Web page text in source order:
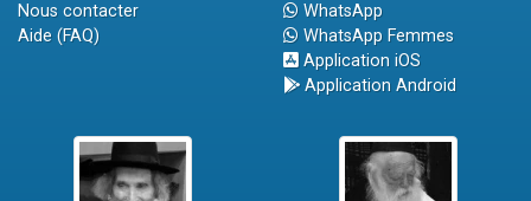
Nous contacter
Aide (FAQ)
WhatsApp
WhatsApp Femmes
Application iOS
Application Android